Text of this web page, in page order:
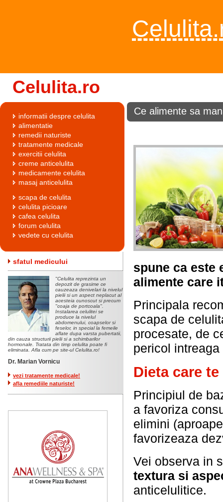
Celulita.ro
Ce alimente sa
spune ca este
alimente care
Principala
scapa de
procesate, de
pericol
Dieta care
Principiul de
a favoriza
elimini
favorizeaza
Vei observa in
textura si
anticelulitice.
informatii despre celulita
alimentatie
remedii naturiste
tratamente medicale
exercitii celulita
creme anticelulita
medicamente celulita
masaj anticelulita
scapa de celulita
celulita picioare
cafea celulita
forum celulita
vedete cu celulita
sfatul medicului
"Celulita reprezinta un
depozit de grasime ce
cauzeaza denivelari la nivelul
pielii si un aspect neplacut al
acesteia cunoscut si precum
"coaja de portcoala".
Instalarea celulitei se
produce la nivelul
abdomenului, coapselor si
feselor, in special la femeile
aflate dupa varsta pubertatii,
din cauza structurii pielii si a schimbarilor
hormonale. Tratata din timp celulita poate fi
eliminata. Afla cum pe site-ul Celulita.ro!
Dr. Marian Vornicu
vezi tratamente medicale!
afla remediile naturiste!